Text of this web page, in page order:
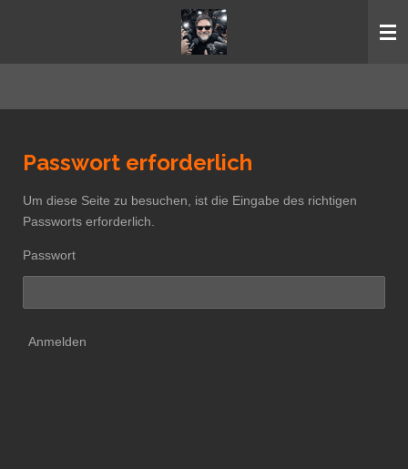
Passwort erforderlich
Um diese Seite zu besuchen, ist die Eingabe des richtigen
Passworts erforderlich.
Passwort
Anmelden